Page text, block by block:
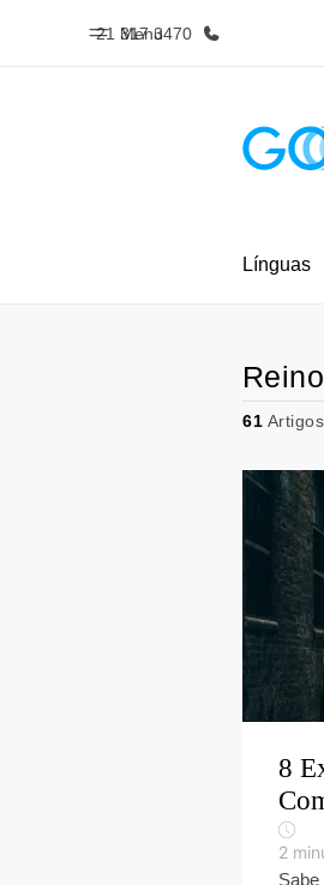
Menu
21 317 3470
Início
Línguas
61 Artigos
8
2
Sabe